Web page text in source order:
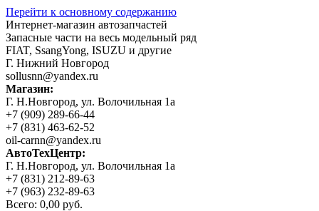
Перейти к основному содержанию
Интернет-магазин автозапчастей
Запасные части на весь модельный ряд
FIAT, SsangYong, ISUZU и другие
Г. Нижний Новгород
sollusnn@yandex.ru
Магазин:
Г. Н.Новгород, ул. Волочильная 1а
+7 (909) 289-66-44
+7 (831) 463-62-52
oil-carnn@yandex.ru
АвтоТехЦентр:
Г. Н.Новгород, ул. Волочильная 1а
+7 (831) 212-89-63
+7 (963) 232-89-63
Всего: 0,00 руб.